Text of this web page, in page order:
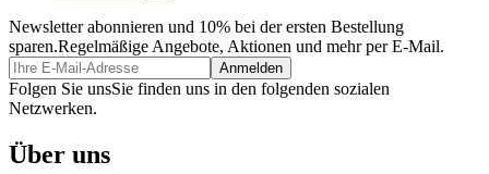
Newsletter abonnieren und 10% bei der ersten Bestellung
sparen.Regelmäßige Angebote, Aktionen und mehr per E-Mail.
Folgen Sie unsSie finden uns in den folgenden sozialen
Netzwerken.
Über uns